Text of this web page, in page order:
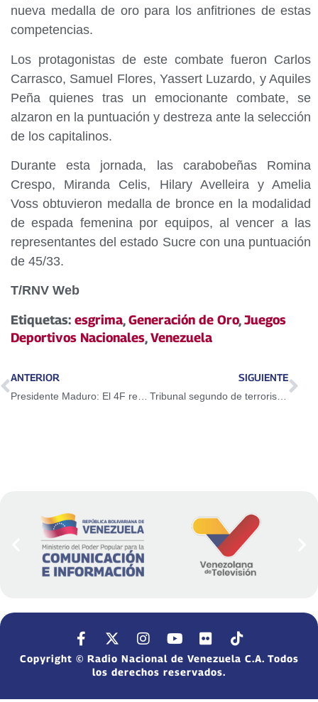
nueva medalla de oro para los anfitriones de estas
competencias.
Los protagonistas de este combate fueron Carlos
Carrasco, Samuel Flores, Yassert Luzardo, y Aquiles
Peña quienes tras un emocionante combate, se
alzaron en la puntuación y destreza ante la selección
de los capitalinos.
Durante esta jornada, las carabobeñas Romina
Crespo, Miranda Celis, Hilary Avelleira y Amelia
Voss obtuvieron medalla de bronce en la modalidad
de espada femenina por equipos, al vencer a las
representantes del estado Sucre con una puntuación
de 45/33.
T/RNV Web
Etiquetas: esgrima,Generación de Oro,Juegos
Deportivos Nacionales,Venezuela
ANTERIOR SIGUIENTE
Tribunal segundo de terrorismo condenó a 12 años de prisión a hombre que intentó incendiar galpones del CNE
Copyright © Radio Nacional de Venezuela C.A. Todos
los derechos reservados.